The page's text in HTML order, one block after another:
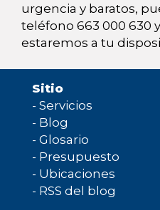
urgencia y baratos,
teléfono 663 000 630
estaremos a tu
Sitio
- Servicios
- Blog
- Glosario
- Presupuesto
- Ubicaciones
- RSS del blog